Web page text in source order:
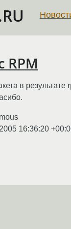
RPM
в
16:36:20